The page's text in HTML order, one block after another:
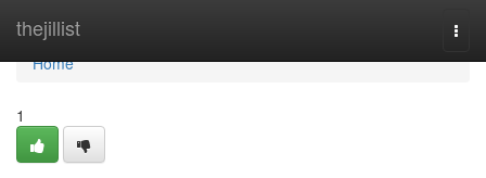
thejillist
Home
Home
1